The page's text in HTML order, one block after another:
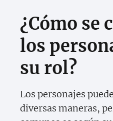
¿Cómo se
los
su rol?
Los personajes
diversas maneras,